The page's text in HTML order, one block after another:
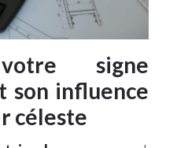
signe
son influence
céleste